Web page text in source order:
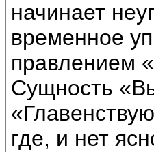
начинает
временное
правлением
Сущность
где, и нет